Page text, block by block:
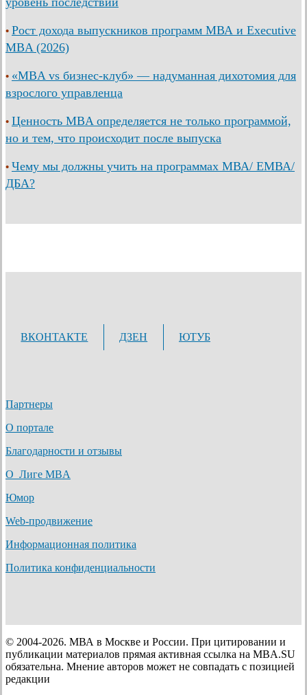
• Рост дохода выпускников программ МВА и Executive
MBA (2026)
• «MBA vs бизнес-клуб» — надуманная дихотомия для
взрослого управленца
• Ценность MBA определяется не только программой,
но и тем, что происходит после выпуска
• Чему мы должны учить на программах МВА/ ЕМВА/
ДБА?
ВКОНТАКТЕ ДЗЕН ЮТУБ
Партнеры
О портале
Благодарности и отзывы
О Лиге MBA
Юмор
Web-продвижение
Информационная политика
Политика конфиденциальности
© 2004-2026. МВА в Москве и России. При цитировании и
публикации материалов прямая активная ссылка на MBA.SU
обязательна. Мнение авторов может не совпадать с позицией
редакции